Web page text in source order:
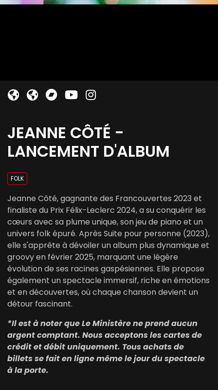
JEANNE CÔTÉ -
LANCEMENT D'ALBUM
FOLK
Jeanne Côté, gagnante des Francouvertes 2023 et
finaliste du Prix Félix-Leclerc 2024, a su conquérir les
cœurs avec sa plume unique, son jeu de piano et un
univers folk épuré. Après Suite pour personne (2023),
elle s'apprête à dévoiler un album plus dynamique et
groovy en février 2025, marquant une légère
évolution de ses racines gaspésiennes. Elle propose
également un spectacle immersif, riche en émotions
et en découvertes, où chaque chanson devient un
détour fascinant.
*Il est à noter que Le Ministère ne prend aucun
argent comptant. Nous acceptons les cartes de
crédit et débit uniquement. Tous achats de
billets se fait en ligne même le jour du spectacle
à la porte.